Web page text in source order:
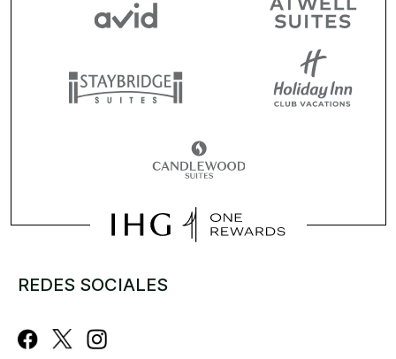
REDES SOCIALES